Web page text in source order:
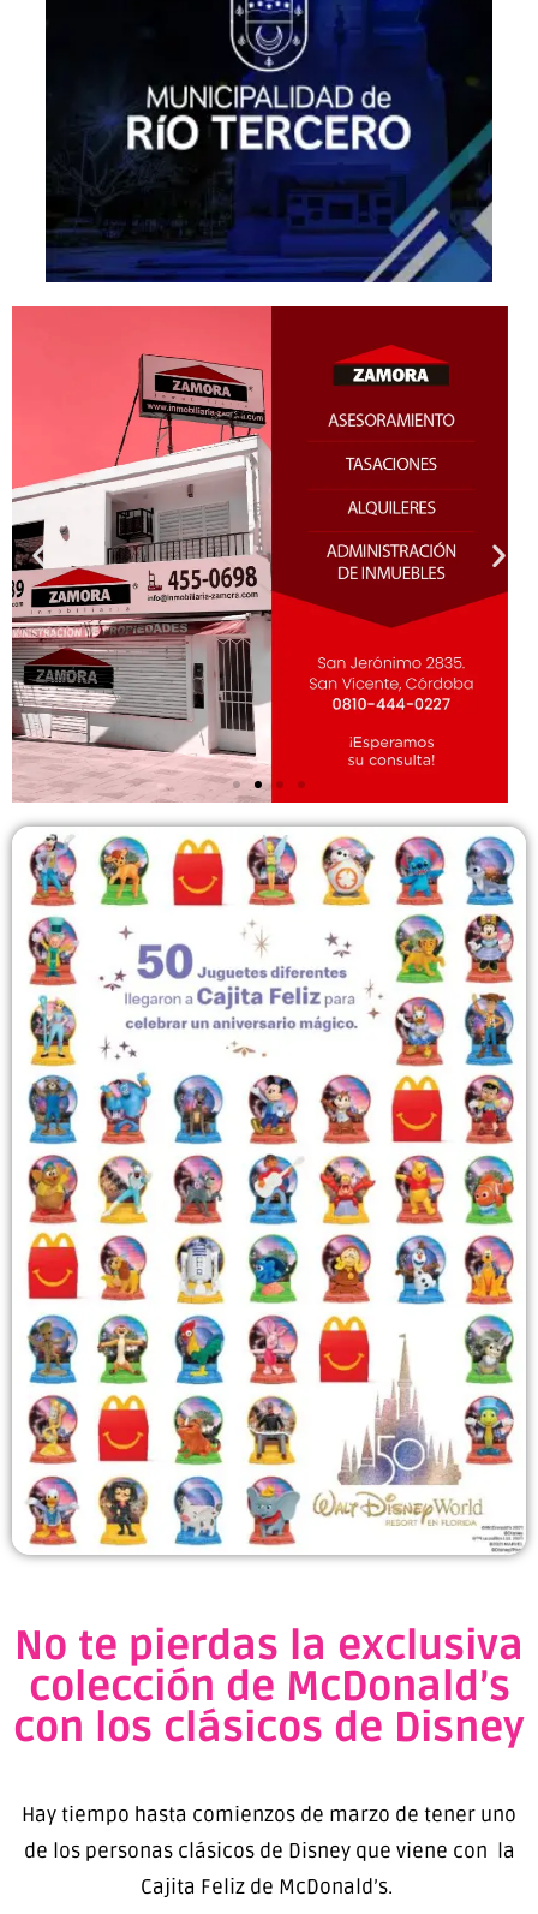
No te pierdas la exclusiva
colección de McDonald’s
con los clásicos de Disney
Hay tiempo hasta comienzos de marzo de tener uno
de los personas clásicos de Disney que viene con la
Cajita Feliz de McDonald’s.